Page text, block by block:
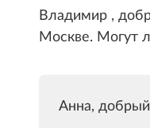
Владимир ,
Москве. Могут
Анна,